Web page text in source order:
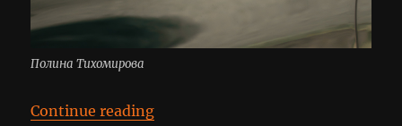
Полина Тихомирова
Continue reading“Полина Тихомирова”